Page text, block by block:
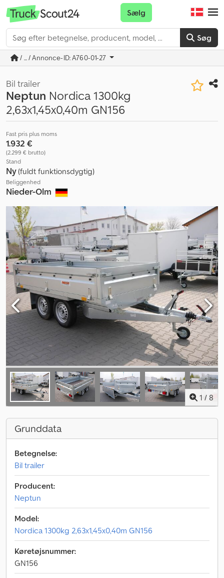
Søg
Sælg
/ ... / Annonce-ID: A760-01-27
Bil trailer
Neptun Nordica 1300kg
2,63x1,45x0,40m GN156
Fast pris plus moms
1.932 €
(2.299 € brutto)
Stand
Ny(fuldt funktionsdygtig)
Beliggenhed
Nieder-Olm
1 / 8
Grunddata
Betegnelse:
Bil trailer
Producent:
Neptun
Model:
Nordica 1300kg 2,63x1,45x0,40m GN156
Køretøjsnummer:
GN156